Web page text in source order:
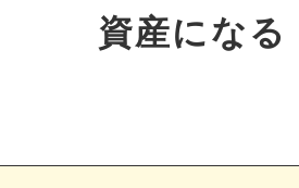
資産になる